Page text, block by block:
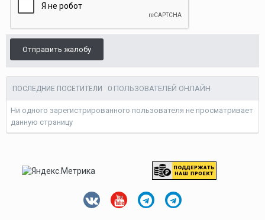
Отправить жалобу
ПОСЛЕДНИЕ ПОСЕТИТЕЛИ 0 ПОЛЬЗОВАТЕЛЕЙ ОНЛАЙН
Ни одного зарегистрированного пользователя не просматривает
данную страницу